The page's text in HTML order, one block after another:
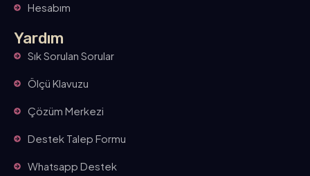
Hesabım
Yardım
Sık Sorulan Sorular
Ölçü Klavuzu
Çözüm Merkezi
Destek Talep Formu
Whatsapp Destek